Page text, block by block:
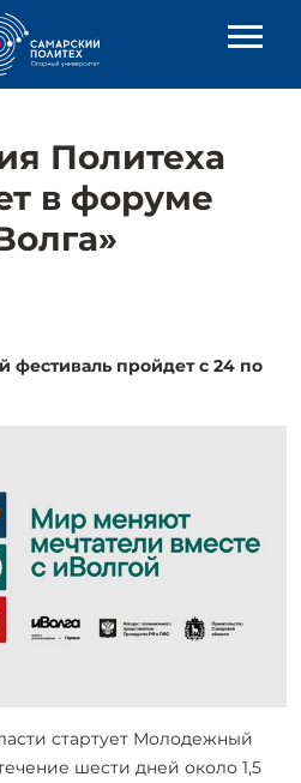
Политеха
в форуме
фестиваль пройдет с 24 по
стартует Молодежный
шести дней около 1,5